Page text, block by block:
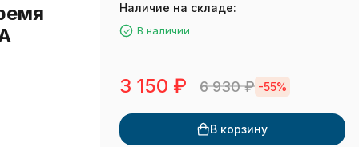
Наличие на складе:
В наличии
3 150 ₽ 6 930₽ -55%
В корзину